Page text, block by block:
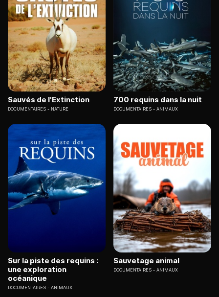
Sauvés de l'Extinction
DOCUMENTAIRES NATURE
700 requins dans la nuit
DOCUMENTAIRES ANIMAUX
Sur la piste des requins :
une exploration
océanique
DOCUMENTAIRES ANIMAUX
Sauvetage animal
DOCUMENTAIRES ANIMAUX